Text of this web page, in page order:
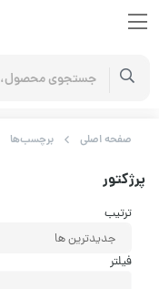
صفحه اصلی برچسب‌ها
پرژکتور
ترتیب
فیلتر